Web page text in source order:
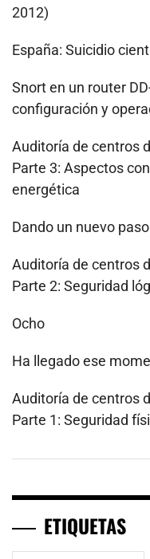
2012)
España: Suicidio
Snort en un router
configuración y
Auditoría de centros
Parte 3: Aspectos
energética
Dando un nuevo paso
Auditoría de centros
Parte 2: Seguridad
Ocho
Ha llegado ese
Auditoría de centros
Parte 1: Seguridad
ETIQUETAS